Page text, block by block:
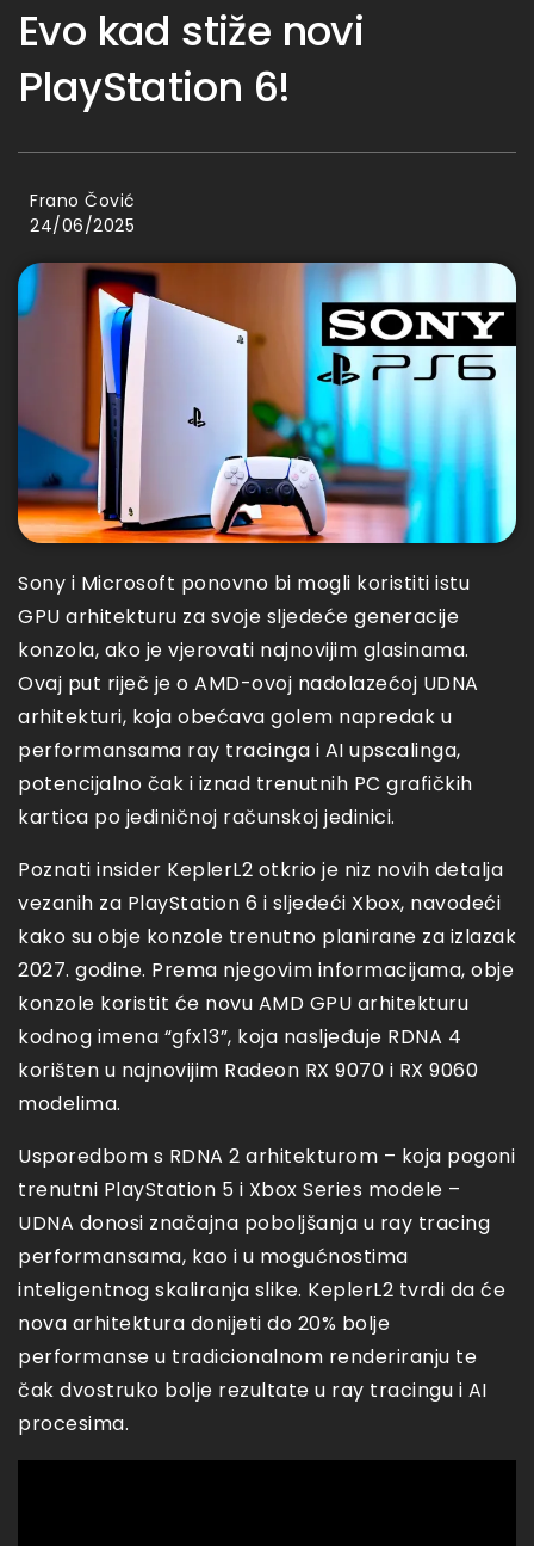
Evo kad stiže novi
PlayStation 6!
Frano Čović
24/06/2025
Sony i Microsoft ponovno bi mogli koristiti istu
GPU arhitekturu za svoje sljedeće generacije
konzola, ako je vjerovati najnovijim glasinama.
Ovaj put riječ je o AMD-ovoj nadolazećoj UDNA
arhitekturi, koja obećava golem napredak u
performansama ray tracinga i AI upscalinga,
potencijalno čak i iznad trenutnih PC grafičkih
kartica po jediničnoj računskoj jedinici.
Poznati insider KeplerL2 otkrio je niz novih detalja
vezanih za PlayStation 6 i sljedeći Xbox, navodeći
kako su obje konzole trenutno planirane za izlazak
2027. godine. Prema njegovim informacijama, obje
konzole koristit će novu AMD GPU arhitekturu
kodnog imena “gfx13”, koja nasljeđuje RDNA 4
korišten u najnovijim Radeon RX 9070 i RX 9060
modelima.
Usporedbom s RDNA 2 arhitekturom – koja pogoni
trenutni PlayStation 5 i Xbox Series modele –
UDNA donosi značajna poboljšanja u ray tracing
performansama, kao i u mogućnostima
inteligentnog skaliranja slike. KeplerL2 tvrdi da će
nova arhitektura donijeti do 20% bolje
performanse u tradicionalnom renderiranju te
čak dvostruko bolje rezultate u ray tracingu i AI
procesima.